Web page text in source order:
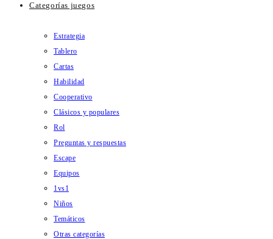
Categorías juegos
Estrategia
Tablero
Cartas
Habilidad
Cooperativo
Clásicos y populares
Rol
Preguntas y respuestas
Escape
Equipos
1vs1
Niños
Temáticos
Otras categorías